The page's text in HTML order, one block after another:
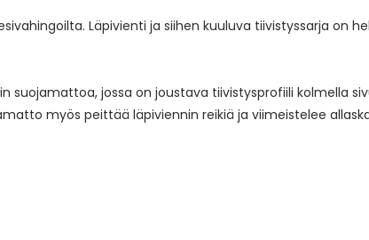
Läpivienti ja siihen kuuluva tiivistyssarja on
jossa on joustava tiivistysprofiili kolmella
myös peittää läpiviennin reikiä ja viimeistelee